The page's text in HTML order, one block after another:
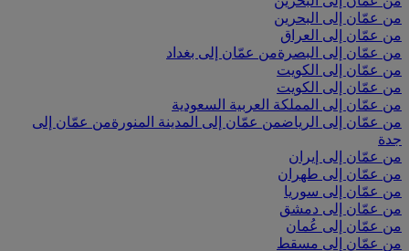
من عمّان إلى البحرين
من عمّان إلى العراق
من عمّان إلى البصرةمن عمّان إلى بغداد
من عمّان إلى الكويت
من عمّان إلى الكويت
من عمّان إلى المملكة العربية السعودية
من عمّان إلى الرياضمن عمّان إلى المدينة المنورةمن عمّان إلى
جدة
من عمّان إلى إيران
من عمّان إلى طهران
من عمّان إلى سوريا
من عمّان إلى دمشق
من عمّان إلى عُمان
من عمّان إلى مسقط